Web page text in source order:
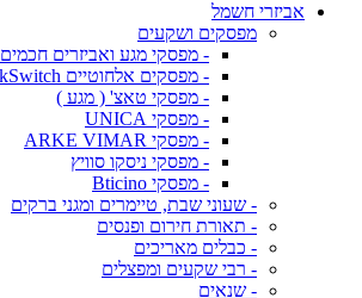
אביזרי חשמל
מפסקים ושקעים
- מפסקי מגע ואביזרים חכמים WIFI
- מפסקים אלחוטיים QuickSwitch
- מפסקי טאצ' ( מגע )
- מפסקי UNICA
- מפסקי ARKE VIMAR
- מפסקי ניסקו סוויץ
- מפסקי Bticino
- שעוני שבת, טיימרים ומגני ברקים
- תאורת חירום ופנסים
- כבלים מאריכים
- רבי שקעים ומפצלים
- שנאים